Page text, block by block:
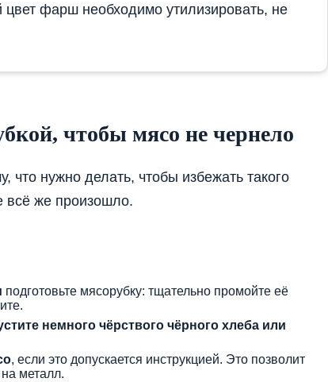
фарш необходимо утилизировать, не
чтобы мясо не чернело
что нужно делать, чтобы избежать такого
всё же произошло.
подготовьте мясорубку: тщательно промойте её
немного чёрствого чёрного хлеба или
, если это допускается инструкцией. Это позволит
металл.